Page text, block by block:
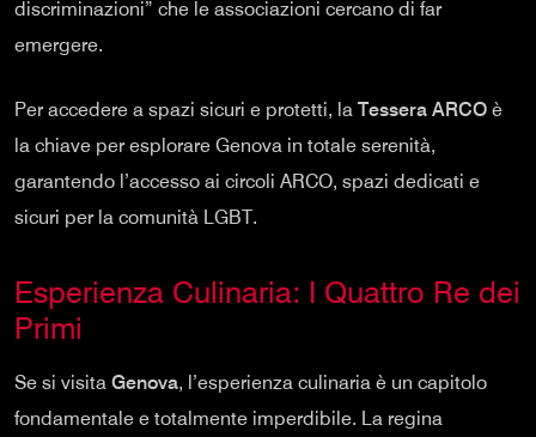
discriminazioni” che le associazioni cercano di far
emergere.
Per accedere a spazi sicuri e protetti, la Tessera ARCO è
la chiave per esplorare Genova in totale serenità,
garantendo l’accesso ai circoli ARCO, spazi dedicati e
sicuri per la comunità LGBT.
Esperienza Culinaria: I Quattro Re dei
Primi
Se si visita Genova, l’esperienza culinaria è un capitolo
fondamentale e totalmente imperdibile. La regina